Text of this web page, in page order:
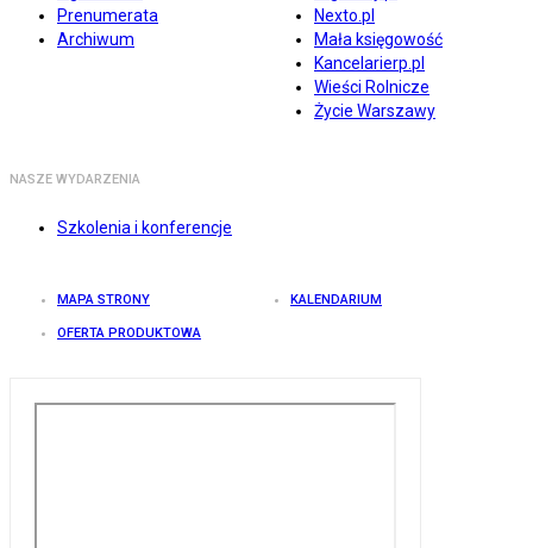
Prenumerata
Archiwum
Nexto.pl
Mała księgowość
Kancelarierp.pl
Wieści Rolnicze
Życie Warszawy
NASZE WYDARZENIA
Szkolenia i konferencje
MAPA STRONY KALENDARIUM
OFERTA PRODUKTOWA